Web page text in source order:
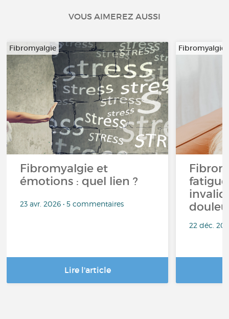
VOUS AIMEREZ AUSSI
Fibromyalgie
Fibromyalgie et
émotions : quel lien ?
23 avr. 2026 • 5 commentaires
Lire l'article
Fibromyalgie
22 déc.